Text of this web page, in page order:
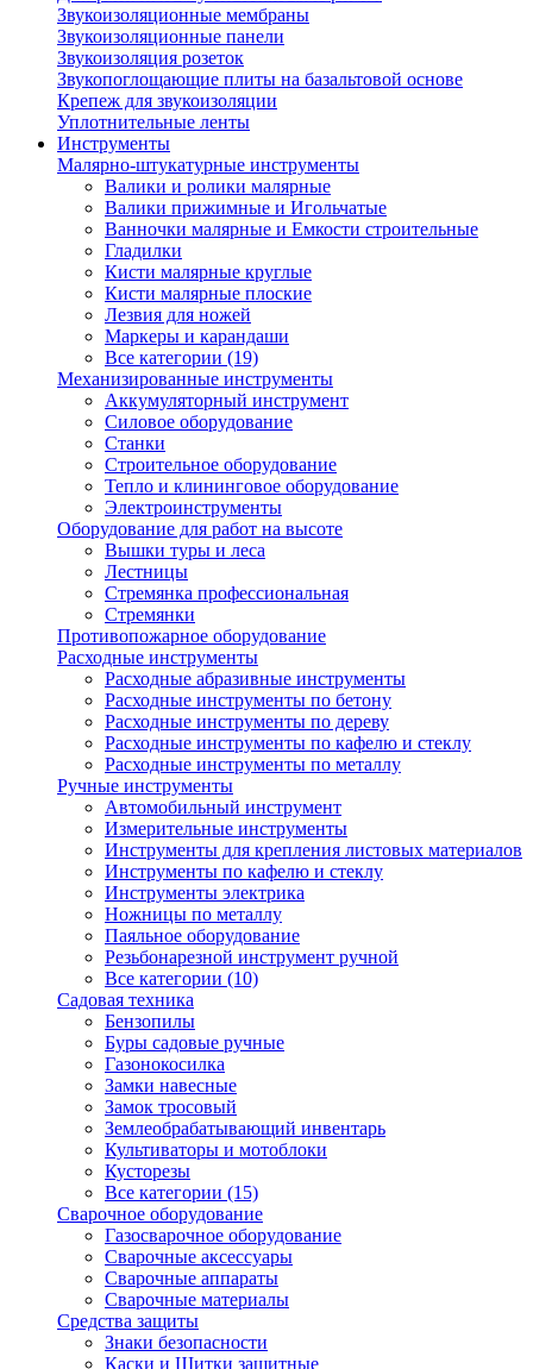
Звукоизоляционные мембраны
Звукоизоляционные панели
Звукоизоляция розеток
Звукопоглощающие плиты на базальтовой основе
Крепеж для звукоизоляции
Уплотнительные ленты
Инструменты
Малярно-штукатурные инструменты
Валики и ролики малярные
Валики прижимные и Игольчатые
Ванночки малярные и Емкости строительные
Гладилки
Кисти малярные круглые
Кисти малярные плоские
Лезвия для ножей
Маркеры и карандаши
Все категории (19)
Механизированные инструменты
Аккумуляторный инструмент
Силовое оборудование
Станки
Строительное оборудование
Тепло и клининговое оборудование
Электроинструменты
Оборудование для работ на высоте
Вышки туры и леса
Лестницы
Стремянка профессиональная
Стремянки
Противопожарное оборудование
Расходные инструменты
Расходные абразивные инструменты
Расходные инструменты по бетону
Расходные инструменты по дереву
Расходные инструменты по кафелю и стеклу
Расходные инструменты по металлу
Ручные инструменты
Автомобильный инструмент
Измерительные инструменты
Инструменты для крепления листовых материалов
Инструменты по кафелю и стеклу
Инструменты электрика
Ножницы по металлу
Паяльное оборудование
Резьбонарезной инструмент ручной
Все категории (10)
Садовая техника
Бензопилы
Буры садовые ручные
Газонокосилка
Замки навесные
Замок тросовый
Землеобрабатывающий инвентарь
Культиваторы и мотоблоки
Кусторезы
Все категории (15)
Сварочное оборудование
Газосварочное оборудование
Сварочные аксессуары
Сварочные аппараты
Сварочные материалы
Средства защиты
Знаки безопасности
Каски и Щитки защитные